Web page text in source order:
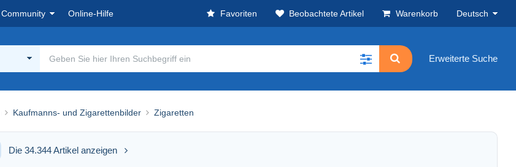
Community Online-Hilfe Favoriten Beobachtete Artikel Warenkorb Deutsch
Erweiterte Suche
Kaufmanns- und Zigarettenbilder Zigaretten
Die 34.344 Artikel anzeigen